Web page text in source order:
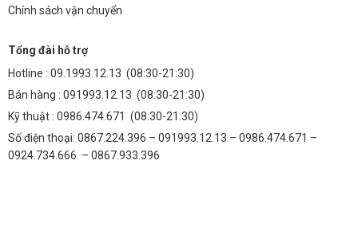
Chính sách vận chuyển
Tổng đài hỗ trợ
Hotline : 09.1993.12.13 (08:30-21:30)
Bán hàng : 091993.12.13 (08:30-21:30)
Kỹ thuật : 0986.474.671 (08:30-21:30)
Số điện thoại: 0867.224.396 – 091993.12.13 – 0986.474.671 –
0924.734.666 – 0867.933.396